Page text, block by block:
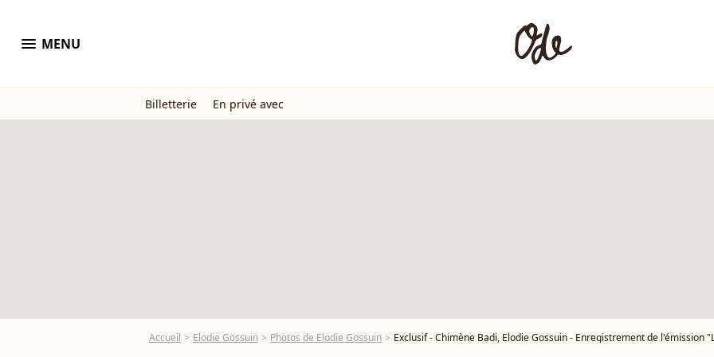
menu MENU
Billetterie En privé avec
Accueil Elodie Gossuin Photos de Elodie Gossuin Exclusif - Chimène Badi, Elodie Gossuin - Enregistrement de l'émission "Les disques d'or de l'année" au Dôme de Paris, présentée par